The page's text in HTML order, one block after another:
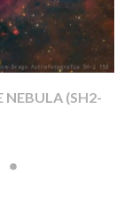
NEBULA (SH2-